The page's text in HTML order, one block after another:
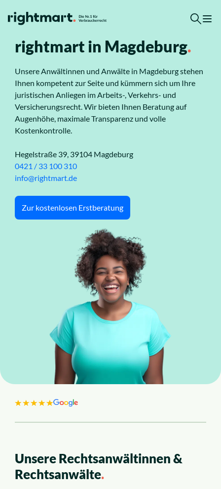
So funktioniert es
Ratgeber
Über uns
Top-Rechtsgebiete
Arbeitsrecht
Verkehrsrecht
Sozialrecht
Alle Rechtsgebiete
rightmart in Magdeburg.
Unsere Anwältinnen und Anwälte in Magdeburg stehen
Ihnen kompetent zur Seite und kümmern sich um Ihre
juristischen Anliegen im Arbeits-, Verkehrs- und
Versicherungsrecht. Wir bieten Ihnen Beratung auf
Augenhöhe, maximale Transparenz und volle
Kostenkontrolle.
Hegelstraße 39, 39104 Magdeburg
0421 / 33 100 310
info@rightmart.de
Zur kostenlosen Erstberatung
UnsereRechtsanwältinnen &
Rechtsanwälte.